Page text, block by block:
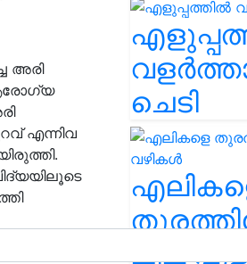
അരി
എന്നിവ
ചെടി
ചില